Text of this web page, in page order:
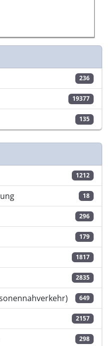
236
19377
135
1212
18
296
179
1817
2835
649
2157
298